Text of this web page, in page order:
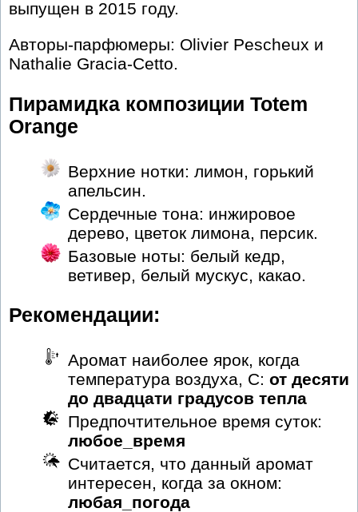
выпущен в 2015 году.
Авторы-парфюмеры: Olivier Pescheux и
Nathalie Gracia-Cetto.
Пирамидка композиции Totem
Orange
Верхние нотки: лимон, горький
апельсин.
Сердечные тона: инжировое
дерево, цветок лимона, персик.
Базовые ноты: белый кедр,
ветивер, белый мускус, какао.
Рекомендации:
Аромат наиболее ярок, когда
температура воздуха, С: от десяти
до двадцати градусов тепла
Предпочтительное время суток:
любое_время
Считается, что данный аромат
интересен, когда за окном:
любая_погода